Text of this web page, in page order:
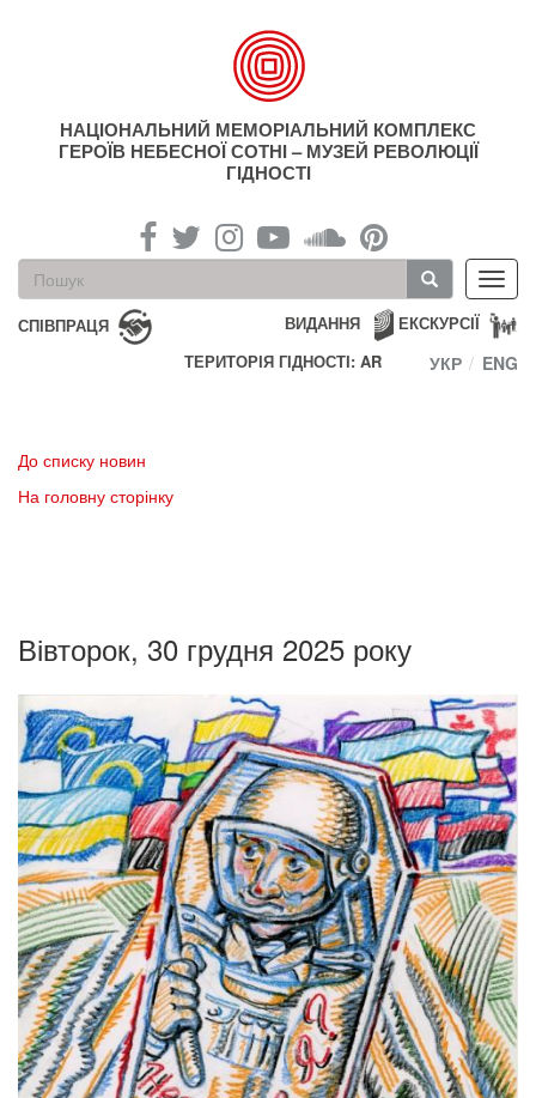
НАЦІОНАЛЬНИЙ МЕМОРІАЛЬНИЙ КОМПЛЕКС
ГЕРОЇВ НЕБЕСНОЇ СОТНІ – МУЗЕЙ РЕВОЛЮЦІЇ
ГІДНОСТІ
Пошукова
форма
Пошук
СПІВПРАЦЯ ЕКСКУРСІЇ
ВИДАННЯ
ТЕРИТОРІЯ ГІДНОСТІ: AR
УКР ENG
До списку новин
На головну сторінку
Вівторок, 30 грудня 2025 року